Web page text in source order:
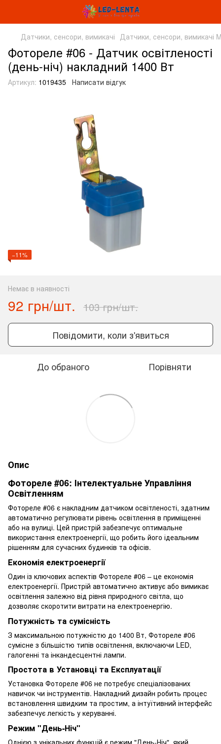
Датчики, сенсори, вимикачі Датчики, сенсори, вимикачі
Фотореле #06 - Датчик освітленості
(день-ніч) накладний 1400 Вт
Артикул: 1019435 Написати відгук
−11%
Немає в наявності
92 грн/шт. 103 грн/шт.
Повідомити, коли з'явиться
До обраного Порівняти
Опис
Фотореле #06: Інтелектуальне Управління
Освітленням
Фотореле #06 є накладним датчиком освітленості, здатним
автоматично регулювати рівень освітлення в приміщенні
або на вулиці. Цей пристрій забезпечує оптимальне
використання електроенергії, що робить його ідеальним
рішенням для сучасних будинків та офісів.
Економія електроенергії
Один із ключових аспектів Фотореле #06 – це економія
електроенергії. Пристрій автоматично активує або вимикає
освітлення залежно від рівня природного світла, що
дозволяє скоротити витрати на електроенергію.
Потужність та сумісність
З максимальною потужністю до 1400 Вт, Фотореле #06
сумісне з більшістю типів освітлення, включаючи LED,
галогенні та інкандесцентні лампи.
Простота в Установці та Експлуатації
Установка Фотореле #06 не потребує спеціалізованих
навичок чи інструментів. Накладний дизайн робить процес
встановлення швидким та простим, а інтуїтивний інтерфейс
забезпечує легкість у керуванні.
Режим "День-Ніч"